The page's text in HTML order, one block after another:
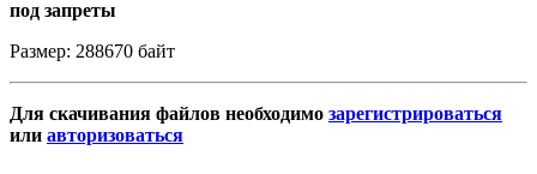
под запреты
Размер: 288670 байт
Для скачивания файлов необходимо зарегистрироваться
или авторизоваться